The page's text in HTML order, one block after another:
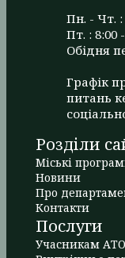
Пн. - Чт. :
Пт. : 8:00
Обідня
Графік
питань
Розділи
Міські
Новини
Про
Контакти
Послуги
Учасникам